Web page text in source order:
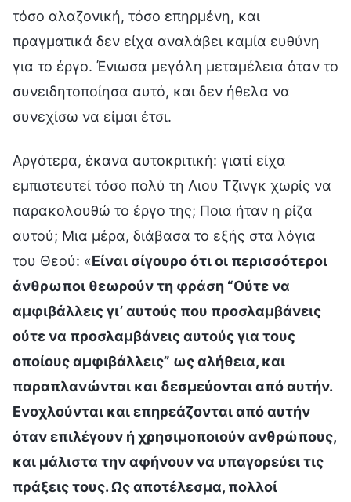
τόσο αλαζονική, τόσο επηρμένη, και
πραγματικά δεν είχα αναλάβει καμία ευθύνη
για το έργο. Ένιωσα μεγάλη μεταμέλεια όταν το
συνειδητοποίησα αυτό, και δεν ήθελα να
συνεχίσω να είμαι έτσι.
Αργότερα, έκανα αυτοκριτική: γιατί είχα
εμπιστευτεί τόσο πολύ τη Λιου Τζινγκ χωρίς να
παρακολουθώ το έργο της; Ποια ήταν η ρίζα
αυτού; Μια μέρα, διάβασα το εξής στα λόγια
του Θεού: «Είναι σίγουρο ότι οι περισσότεροι
άνθρωποι θεωρούν τη φράση “Ούτε να
αμφιβάλλεις γι’ αυτούς που προσλαμβάνεις
ούτε να προσλαμβάνεις αυτούς για τους
οποίους αμφιβάλλεις” ως αλήθεια, και
παραπλανώνται και δεσμεύονται από αυτήν.
Ενοχλούνται και επηρεάζονται από αυτήν
όταν επιλέγουν ή χρησιμοποιούν ανθρώπους,
και μάλιστα την αφήνουν να υπαγορεύει τις
πράξεις τους. Ως αποτέλεσμα, πολλοί